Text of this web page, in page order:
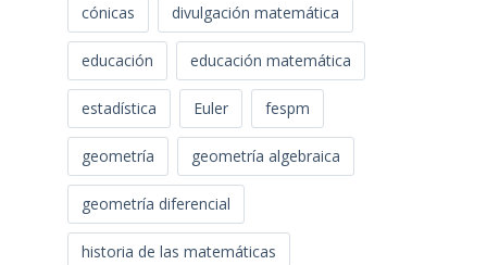
cónicas divulgación matemática
educación educación matemática
estadística Euler fespm
geometría geometría algebraica
geometría diferencial
historia de las matemáticas